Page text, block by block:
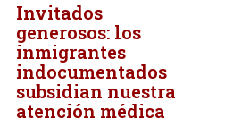
Invitados
generosos: los
inmigrantes
indocumentados
subsidian nuestra
atención médica